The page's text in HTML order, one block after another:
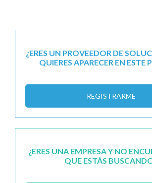
¿ERES UN PROVEEDOR DE
QUIERES APARECER EN ESTE
REGISTRARME
¿ERES UNA EMPRESA Y NO
QUE ESTÁS